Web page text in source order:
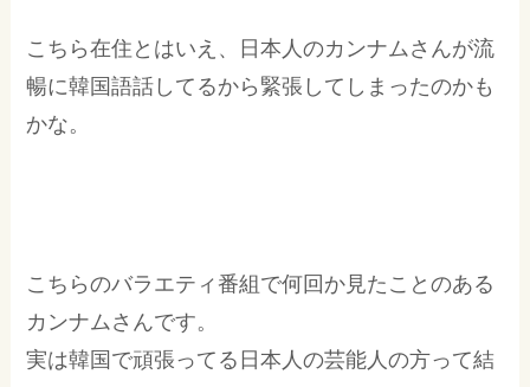
こちら在住とはいえ、日本人のカンナムさんが流
暢に韓国語話してるから緊張してしまったのかも
かな。
こちらのバラエティ番組で何回か見たことのある
カンナムさんです。
実は韓国で頑張ってる日本人の芸能人の方って結